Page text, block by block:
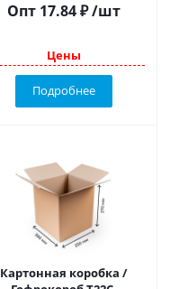
Опт17.84 ₽ /шт
Цены
Подробнее
Картонная коробка /